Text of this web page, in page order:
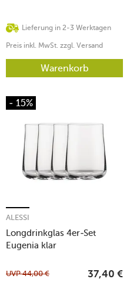
Lieferung in 2-3 Werktagen
Preis inkl. MwSt. zzgl. Versand
Warenkorb
- 15%
Longdrinkglas 4er-Set
Eugenia klar
ALESSI
UVP44,00 € 37,40 €